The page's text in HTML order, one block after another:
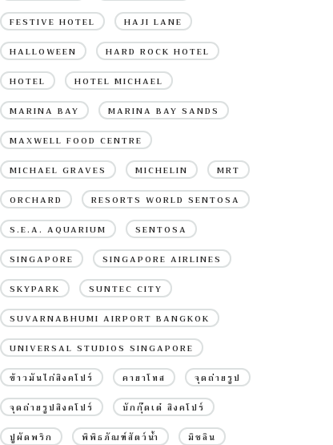
FESTIVE HOTEL HAJI LANE
HALLOWEEN HARD ROCK HOTEL
HOTEL HOTEL MICHAEL
MARINA BAY MARINA BAY SANDS
MAXWELL FOOD CENTRE
MICHAEL GRAVES MICHELIN MRT
ORCHARD RESORTS WORLD SENTOSA
S.E.A. AQUARIUM SENTOSA
SINGAPORE SINGAPORE AIRLINES
SKYPARK SUNTEC CITY
SUVARNABHUMI AIRPORT BANGKOK
UNIVERSAL STUDIOS SINGAPORE
ข้าวมันไก่สิงคโปร์ คายาโทส จุดถ่ายรูป
จุดถ่ายรูปสิงคโปร์ บักกุ๊ดเต๋ สิงคโปร์
ปูผัดพริก พิพิธภัณฑ์สัตว์น้ำ มิชลิน